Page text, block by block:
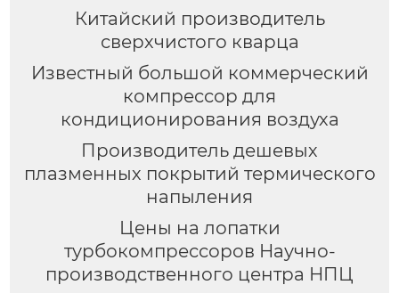
Китайский производитель
сверхчистого кварца
Известный большой коммерческий
компрессор для
кондиционирования воздуха
Производитель дешевых
плазменных покрытий термического
напыления
Цены на лопатки
турбокомпрессоров Научно-
производственного центра НПЦ